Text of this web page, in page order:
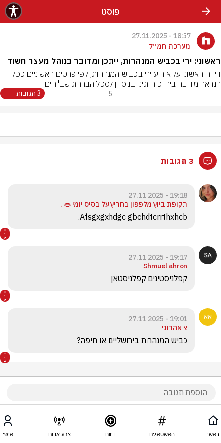
פוסט
18:57 - 27.11.2025
מערכת חמ״ל
ראשוני: ירי בכביש המנהרות, ייתכן ומדובר בנוהל מעצר חשוד
דיווח ראשוני על אירוע ירי בכביש המנהרות, לפי פרטים ראשוניים ככל
הנראה מדובר בירי כוחותינו בניסיון לסכל הברחת שב"חים.
5 3 תגובות
3 תגובות
19:18 - 27.11.2025
‏תקופת ביוץ מלפפון בחריץ על בסיס יומי 👄 .
Afsgxgxhdgc gbchdtcrrthxhcb.
19:17 - 27.11.2025
Shmuel ahron
קפלניסטינים קפלניסטאן
19:01 - 27.11.2025
א אהרוני
כביש המנהרות בירושליים או חיפה?
ראשי האשטאגים דיווח צבע אדום אישי